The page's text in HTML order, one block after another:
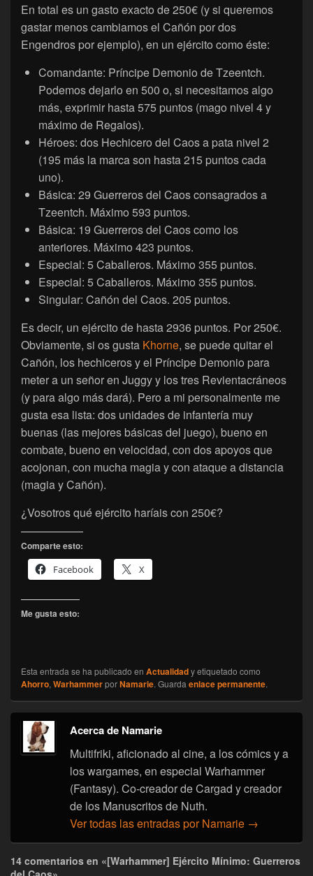
En total es un gasto exacto de 250€ (y si queremos
gastar menos cambiamos el Cañón por dos
Engendros por ejemplo), en un ejército como éste:
Comandante: Príncipe Demonio de Tzeentch.
Podemos dejarlo en 500 o, si necesitamos algo
más, exprimir hasta 575 puntos (mago nivel 4 y
máximo de Regalos).
Héroes: dos Hechicero del Caos a pata nivel 2
(195 más la marca son hasta 215 puntos cada
uno).
Básica: 29 Guerreros del Caos consagrados a
Tzeentch. Máximo 593 puntos.
Básica: 19 Guerreros del Caos como los
anteriores. Máximo 423 puntos.
Especial: 5 Caballeros. Máximo 355 puntos.
Especial: 5 Caballeros. Máximo 355 puntos.
Singular: Cañón del Caos. 205 puntos.
Es decir, un ejército de hasta 2936 puntos. Por 250€.
Obviamente, si os gusta Khorne, se puede quitar el
Cañón, los hechiceros y el Príncipe Demonio para
meter a un señor en Juggy y los tres Revientacráneos
(y para algo más dará). Pero a mi personalmente me
gusta esa lista: dos unidades de infantería muy
buenas (las mejores básicas del juego), bueno en
combate, bueno en velocidad, con dos apoyos que
acojonan, con mucha magia y con ataque a distancia
(magia y Cañón).
¿Vosotros qué ejército haríais con 250€?
Comparte esto:
Facebook
X
Me gusta esto:
Esta entrada se ha publicado en Actualidady etiquetado como
Ahorro, WarhammerporNamarie. Guarda enlace permanente.
Acerca de Namarie
Multifriki, aficionado al cine, a los cómics y a
los wargames, en especial Warhammer
(Fantasy). Co-creador de Cargad y creador
de los Manuscritos de Nuth.
Ver todas las entradas por Namarie →
14 comentarios en «[Warhammer] Ejército Mínimo: Guerreros